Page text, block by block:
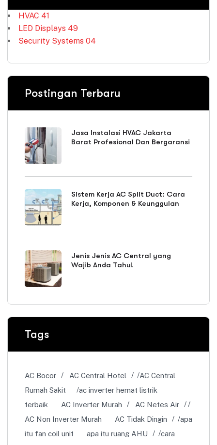
HVAC 41
LED Displays 49
Security Systems 04
Postingan Terbaru
Jasa Instalasi HVAC Jakarta
Barat Profesional Dan Bergaransi
Sistem Kerja AC Split Duct: Cara
Kerja, Komponen & Keunggulan
Jenis Jenis AC Central yang
Wajib Anda Tahu!
Tags
AC Bocor AC Central Hotel
AC Central
Rumah Sakit
ac inverter hemat listrik
terbaik
AC Inverter Murah
AC Netes Air
AC Non Inverter Murah
AC Tidak Dingin
apa
itu fan coil unit
apa itu ruang AHU
cara